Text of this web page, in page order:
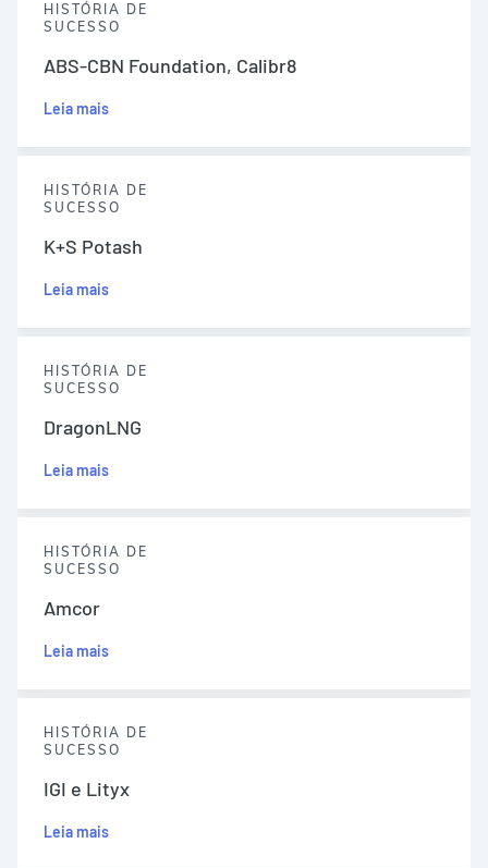
HISTÓRIA DE
SUCESSO
ABS-CBN Foundation, Calibr8
Leia mais
HISTÓRIA DE
SUCESSO
K+S Potash
Leia mais
HISTÓRIA DE
SUCESSO
DragonLNG
Leia mais
HISTÓRIA DE
SUCESSO
Amcor
Leia mais
HISTÓRIA DE
SUCESSO
IGI e Lityx
Leia mais